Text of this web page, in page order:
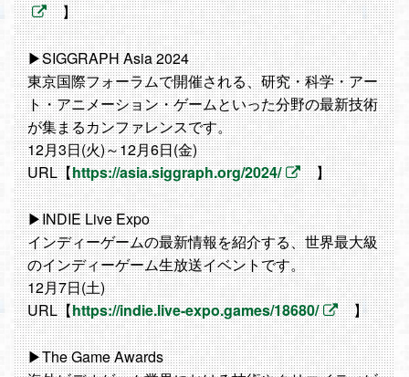
】
▶SIGGRAPH Asia 2024
東京国際フォーラムで開催される、研究・科学・アー
ト・アニメーション・ゲームといった分野の最新技術
が集まるカンファレンスです。
12月3日(火)～12月6日(金)
URL【https://asia.siggraph.org/2024/ 】
▶INDIE Live Expo
インディーゲームの最新情報を紹介する、世界最大級
のインディーゲーム生放送イベントです。
12月7日(土)
URL【https://indie.live-expo.games/18680/ 】
▶The Game Awards